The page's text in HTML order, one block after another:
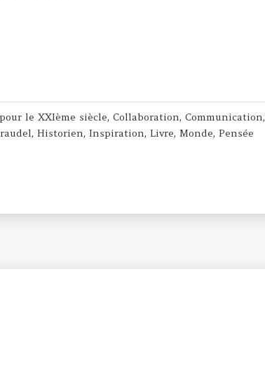
De Braudel à Harari
le XXIème siècle,Collaboration,Communication,
,Historien,Inspiration,Livre,Monde,Pensée